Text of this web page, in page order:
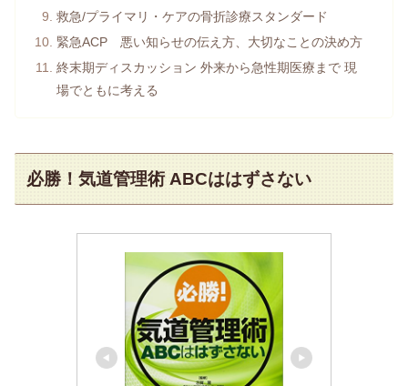
救急/プライマリ・ケアの骨折診療スタンダード
緊急ACP 悪い知らせの伝え方、大切なことの決め方
終末期ディスカッション 外来から急性期医療まで 現
場でともに考える
必勝！気道管理術 ABCははずさない